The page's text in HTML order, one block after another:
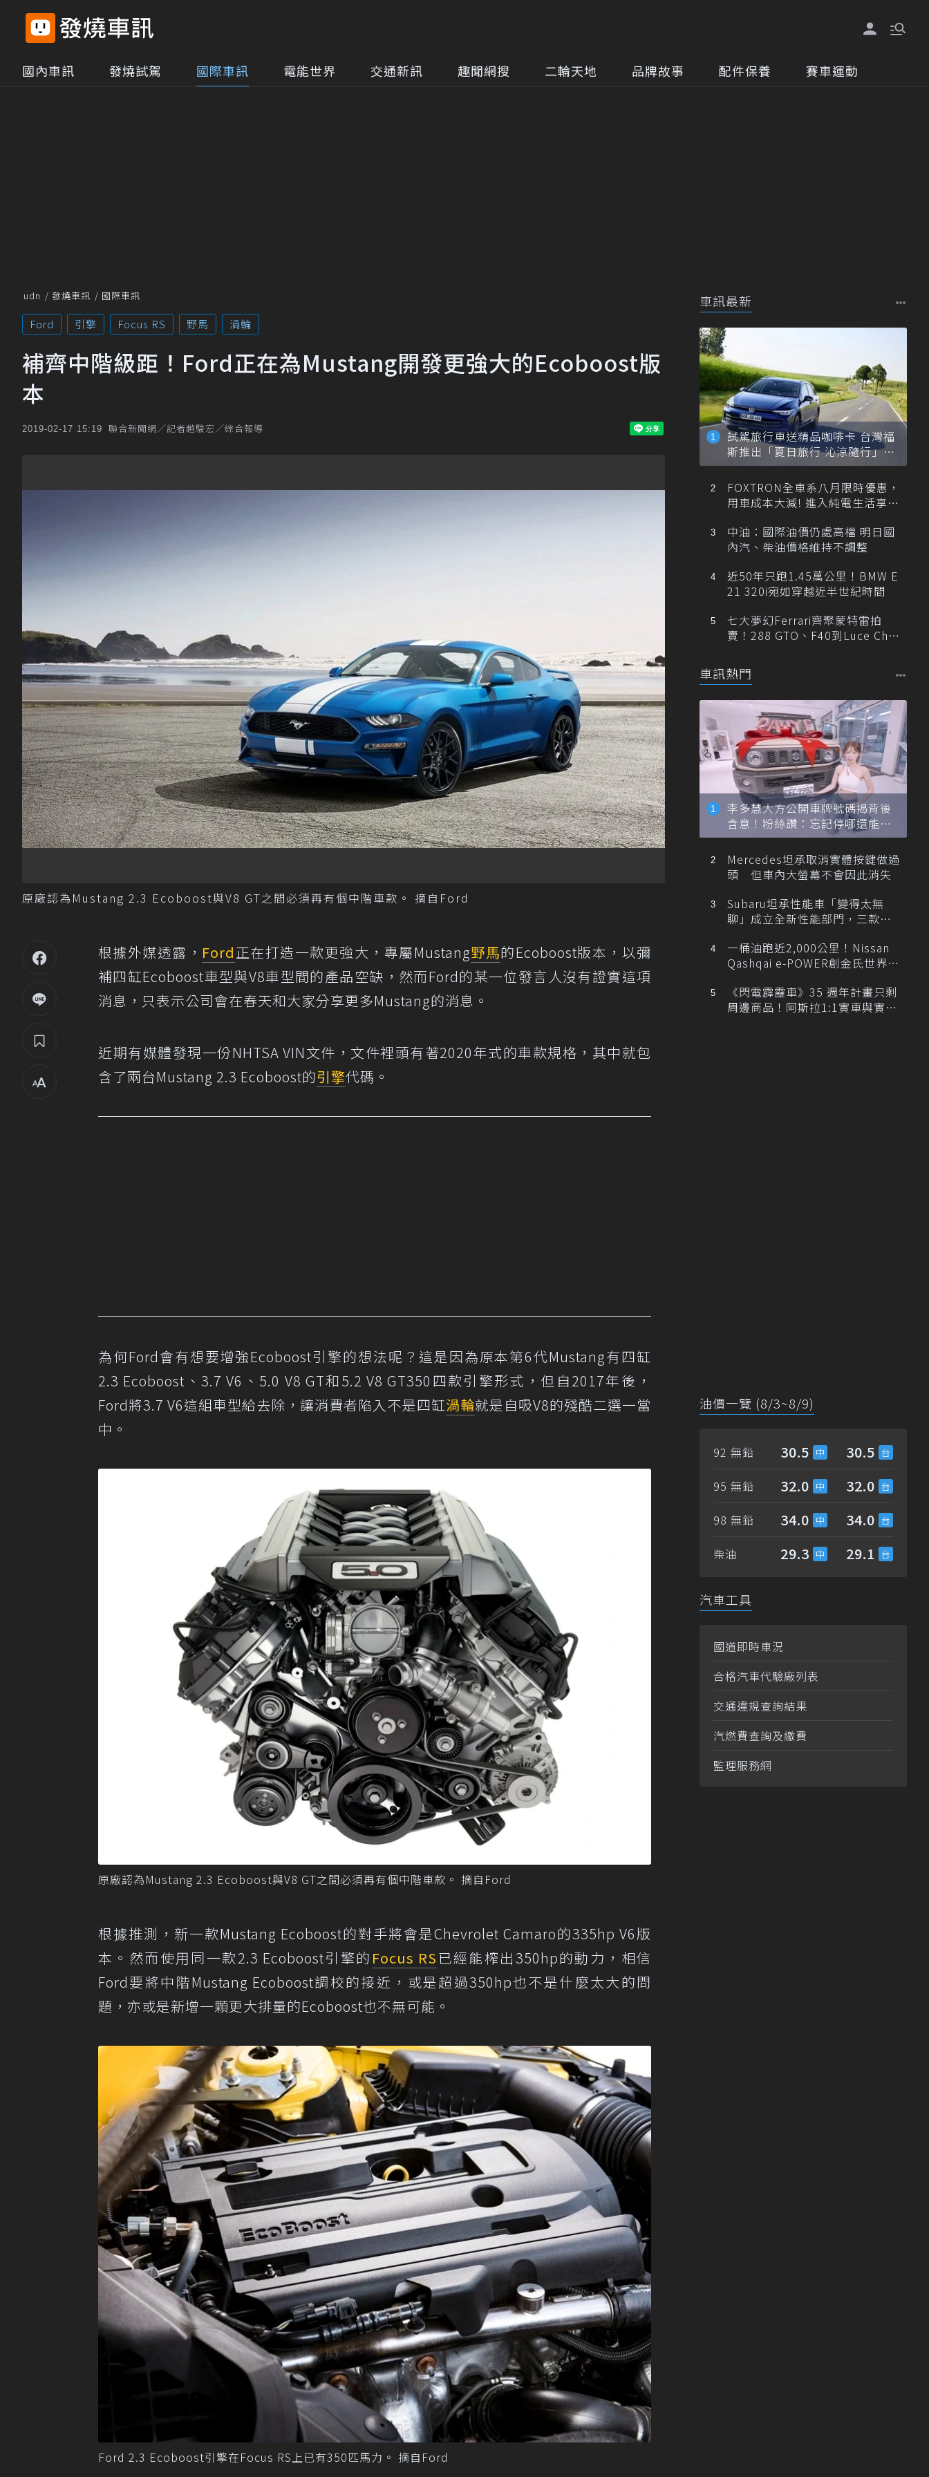
國內車訊 發燒試駕 國際車訊 電能世界 交通新訊 趣聞網搜 二輪天地 品牌故事 配件保養 賽車運動
udn 發燒車訊 國際車訊
Ford 引擎 Focus RS 野馬 渦輪
補齊中階級距！Ford正在為Mustang開發更強大的Ecoboost版
本
2019-02-17 15:19 聯合新聞網／記者趙駿宏／綜合報導
原廠認為Mustang 2.3 Ecoboost與V8 GT之間必須再有個中階車款。 摘自Ford
根據外媒透露， Ford正在打造一款更強大，專屬Mustang野馬的Ecoboost版本，以彌
補四缸Ecoboost車型與V8車型間的產品空缺，然而Ford的某一位發言人沒有證實這項
消息，只表示公司會在春天和大家分享更多Mustang的消息。
近期有媒體發現一份NHTSA VIN文件，文件裡頭有著2020年式的車款規格，其中就包
含了兩台Mustang 2.3 Ecoboost的引擎代碼。
為何Ford會有想要增強Ecoboost引擎的想法呢？這是因為原本第6代Mustang有四缸
2.3 Ecoboost、3.7 V6、5.0 V8 GT和5.2 V8 GT350四款引擎形式，但自2017年後，
Ford將3.7 V6這組車型給去除，讓消費者陷入不是四缸渦輪就是自吸V8的殘酷二選一當
中。
原廠認為Mustang 2.3 Ecoboost與V8 GT之間必須再有個中階車款。 摘自Ford
根據推測，新一款Mustang Ecoboost的對手將會是Chevrolet Camaro的335hp V6版
本。然而使用同一款2.3 Ecoboost引擎的 Focus RS已經能榨出350hp的動力，相信
Ford要將中階Mustang Ecoboost調校的接近，或是超過350hp也不是什麼太大的問
題，亦或是新增一顆更大排量的Ecoboost也不無可能。
Ford 2.3 Ecoboost引擎在Focus RS上已有350匹馬力。 摘自Ford
車訊最新
試駕旅行車送精品咖啡卡 台灣福
斯推出「夏日旅行 沁涼隨行」活
動
FOXTRON全車系八月限時優惠，
用車成本大減! 進入純電生活享
中油：國際油價仍處高檔 明日國
內汽、柴油價格維持不調整
近50年只跑1.45萬公里！BMW E
21 320i宛如穿越近半世紀時間
七大夢幻Ferrari齊聚蒙特雷拍
賣！288 GTO、F40到Luce Cha
車訊熱門
李多慧大方公開車牌號碼揭背後
含意！粉絲讚：忘記停哪還能幫
忙找車
Mercedes坦承取消實體按鍵做過
頭 但車內大螢幕不會因此消失
Subaru坦承性能車「變得太無
聊」成立全新性能部門，三款手
一桶油跑近2,000公里！Nissan
Qashqai e-POWER創金氏世界紀
《閃電霹靂車》35 週年計畫只剩
周邊商品！阿斯拉1:1實車與實體
油價一覽 (8/3~8/9)
92 無鉛 30.5 30.5
95 無鉛 32.0 32.0
98 無鉛 34.0 34.0
柴油 29.3 29.1
汽車工具
國道即時車況
合格汽車代驗廠列表
交通違規查詢結果
汽燃費查詢及繳費
監理服務網